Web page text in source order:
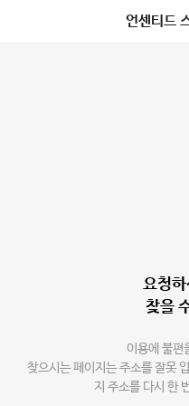
언센티드
요청
찾을
이용에 불편
찾으시는 페이지는 주소를 잘못
지 주소를 다시 한